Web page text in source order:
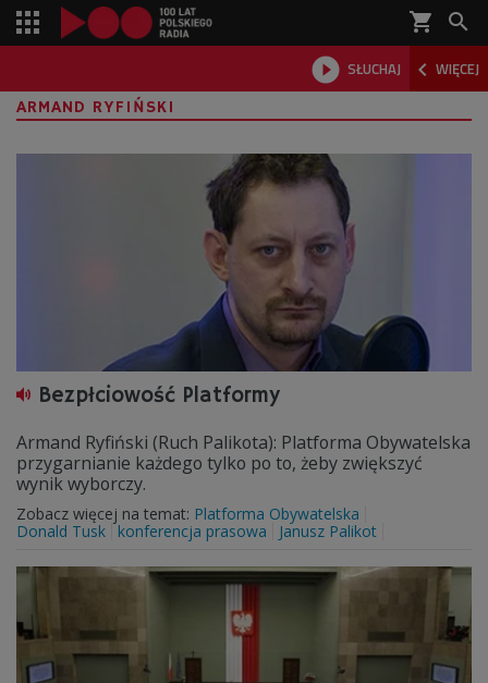
shopping_cart 
 SŁUCHAJ  WIĘCEJ

ARMAND RYFIŃSKI
Bezpłciowość Platformy
Armand Ryfiński (Ruch Palikota): Platforma Obywatelska
przygarnianie każdego tylko po to, żeby zwiększyć
wynik wyborczy.
Zobacz więcej na temat: Platforma Obywatelska
Donald Tusk
konferencja prasowa Janusz Palikot